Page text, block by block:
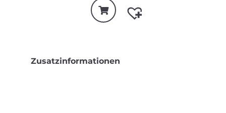
Zusatzinformationen